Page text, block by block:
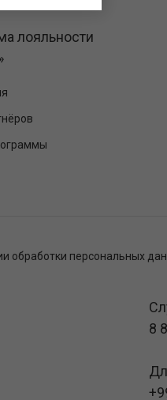
лояльности
обработки персональных
8